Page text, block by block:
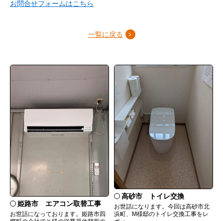
お問合せフォームはこちら
一覧に戻る
姫路市 エアコン取替工事
お世話になっております。姫路市四
高砂市 トイレ交換
お世話になります。今回は高砂市北
浜町、M様邸のトイレ交換工事をレ